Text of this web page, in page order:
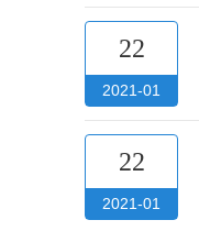
22
2021-01
22
2021-01